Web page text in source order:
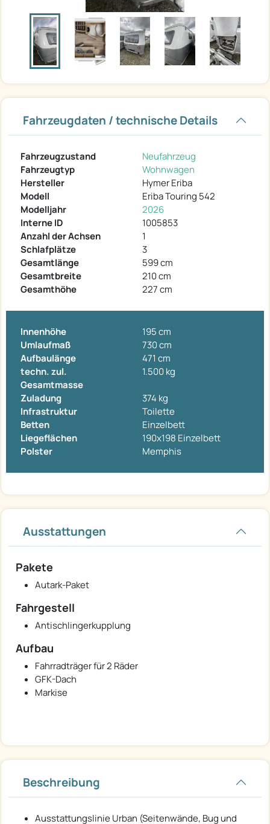
Fahrzeugdaten / technische Details
Fahrzeugzustand
Neufahrzeug
Fahrzeugtyp
Wohnwagen
Hersteller
Hymer Eriba
Modell
Eriba Touring 542
Modelljahr
2026
Interne ID
1005853
Anzahl der Achsen
1
Schlafplätze
3
Gesamtlänge
599 cm
Gesamtbreite
210 cm
Gesamthöhe
227 cm
Innenhöhe
195 cm
Umlaufmaß
730 cm
Aufbaulänge
471 cm
techn. zul.
Gesamtmasse
1.500 kg
Zuladung
374 kg
Infrastruktur
Toilette
Betten
Einzelbett
Liegeflächen
190x198 Einzelbett
Polster
Memphis
Ausstattungen
Pakete
Autark-Paket
Fahrgestell
Antischlingerkupplung
Aufbau
Fahrradträger für 2 Räder
GFK-Dach
Markise
Beschreibung
Ausstattungslinie Urban (Seitenwände, Bug und